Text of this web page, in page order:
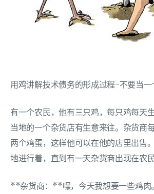
用鸡讲解技术债务的形成过程-不要当一
有一个农民，他有三只鸡，每只鸡每天
当地的一个杂货店有生意来往。杂货商
两个鸡蛋，这样他可以在他的店里出售
地进行着，直到有一天杂货商出现在农民
**杂货商：**嘿，今天我想要一些鸡肉。